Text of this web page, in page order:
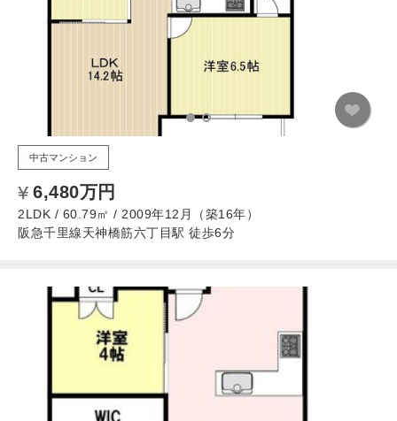
中古マンション
6,480万円
2LDK / 60.79㎡ / 2009年12月（築16年）
阪急千里線天神橋筋六丁目駅 徒歩6分